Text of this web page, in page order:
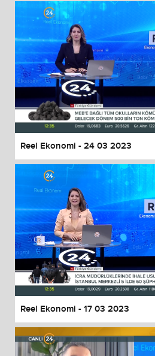
Reel Ekonomi - 24 03 2023
Reel Ekonomi - 17 03 2023